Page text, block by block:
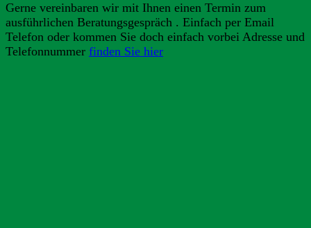
Gerne vereinbaren wir mit Ihnen einen Termin zum
ausführlichen Beratungsgespräch . Einfach per Email
Telefon oder kommen Sie doch einfach vorbei Adresse und
Telefonnummer finden Sie hier